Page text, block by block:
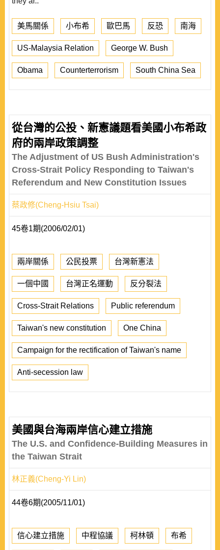
美馬關係 小布希 歐巴馬 反恐 南海
US-Malaysia Relation George W. Bush
Obama Counterterrorism South China Sea
從台灣的公投、新憲議題看美國小布希政
府的兩岸政策調整
The Adjustment of US Bush Administration's
Cross-Strait Policy Responding to Taiwan's
Referendum and New Constitution Issues
蔡政修(Cheng-Hsiu Tsai)
45卷1期(2006/02/01)
兩岸關係 公民投票 台灣新憲法
一個中國 台灣正名運動 反分裂法
Cross-Strait Relations Public referendum
Taiwan's new constitution One China
Campaign for the rectification of Taiwan's name
Anti-secession law
美國與台海兩岸信心建立措施
The U.S. and Confidence-Building Measures in
the Taiwan Strait
林正義(Cheng-Yi Lin)
44卷6期(2005/11/01)
信心建立措施 中程協議 柯林頓 布希